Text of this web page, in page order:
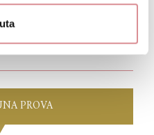
PROVA